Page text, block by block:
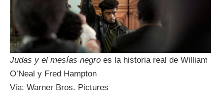
Judas y el mesías negro es la historia real de William
O’Neal y Fred Hampton
Via: Warner Bros. Pictures